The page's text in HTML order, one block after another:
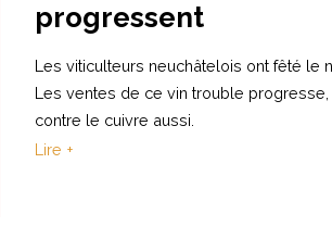
progressent
Les viticulteurs neuchâtelois ont fêté le
Les ventes de ce vin trouble progresse,
contre le cuivre aussi.
Lire +